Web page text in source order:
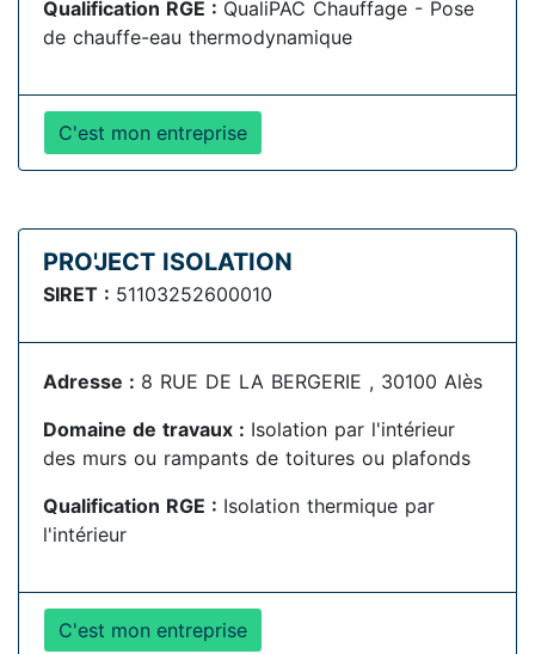
Qualification RGE : QualiPAC Chauffage - Pose
de chauffe-eau thermodynamique
C'est mon entreprise
PRO'JECT ISOLATION
SIRET : 51103252600010
Adresse : 8 RUE DE LA BERGERIE , 30100 Alès
Domaine de travaux : Isolation par l'intérieur
des murs ou rampants de toitures ou plafonds
Qualification RGE : Isolation thermique par
l'intérieur
C'est mon entreprise